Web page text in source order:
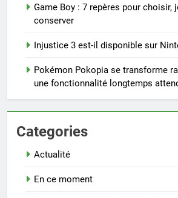
Game Boy : 7 repères pour choisir,
conserver
Injustice 3 est-il disponible sur
Pokémon Pokopia se transforme
une fonctionnalité longtemps
Categories
Actualité
En ce moment